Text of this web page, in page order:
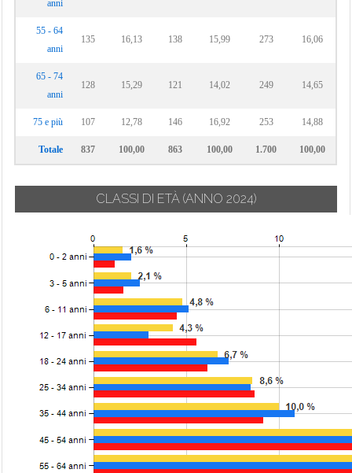
anni
55 - 64
anni
135 16,13 138 15,99 273 16,06
65 - 74
anni
128 15,29 121 14,02 249 14,65
75 e più 107 12,78 146 16,92 253 14,88
Totale 837 100,00 863 100,00 1.700 100,00
CLASSI DI ETÀ (ANNO 2024)